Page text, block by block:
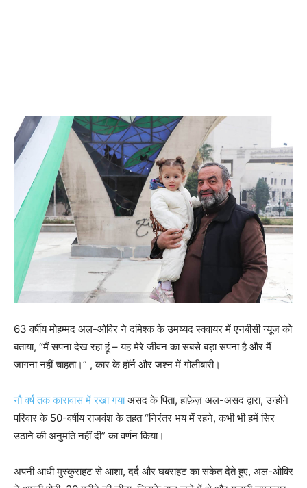
63 वर्षीय मोहम्मद अल-ओविर ने दमिश्क के उमय्यद स्क्वायर में एनबीसी न्यूज को
बताया, “मैं सपना देख रहा हूं – यह मेरे जीवन का सबसे बड़ा सपना है और मैं
जागना नहीं चाहता।” , कार के हॉर्न और जश्न में गोलीबारी।
नौ वर्ष तक कारावास में रखा गयाअसद के पिता, हाफ़ेज़ अल-असद द्वारा, उन्होंने
परिवार के 50-वर्षीय राजवंश के तहत “निरंतर भय में रहने, कभी भी हमें सिर
उठाने की अनुमति नहीं दी” का वर्णन किया।
अपनी आधी मुस्कुराहट से आशा, दर्द और घबराहट का संकेत देते हुए, अल-ओविर